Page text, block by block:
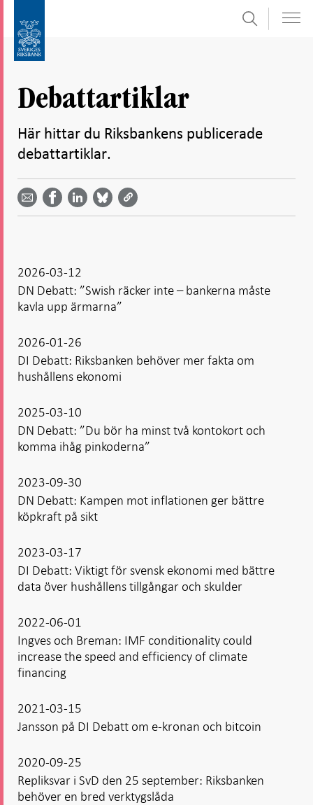
direkt
undersidor
Sök
Debattartiklar
Här hittar du Riksbankens publicerade
debattartiklar.
Dela
email -
Öppnas
Dela på
Facebook
- Öppnas
Dela på
LinkedIn
-
Öppnas
på
Bluesky
-
på
Twitter
-
2026-03-12
DN Debatt: ”Swish räcker inte – bankerna måste
kavla upp ärmarna”
2026-01-26
DI Debatt: Riksbanken behöver mer fakta om
hushållens ekonomi
2025-03-10
DN Debatt: ”Du bör ha minst två kontokort och
komma ihåg pinkoderna”
2023-09-30
DN Debatt: Kampen mot inflationen ger bättre
köpkraft på sikt
2023-03-17
DI Debatt: Viktigt för svensk ekonomi med bättre
data över hushållens tillgångar och skulder
2022-06-01
Ingves och Breman: IMF conditionality could
increase the speed and efficiency of climate
financing
2021-03-15
Jansson på DI Debatt om e-kronan och bitcoin
2020-09-25
Repliksvar i SvD den 25 september: Riksbanken
behöver en bred verktygslåda